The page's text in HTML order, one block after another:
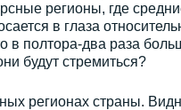
регионы, где
в глаза
в полтора-два раза
будут стремиться?
регионах страны.